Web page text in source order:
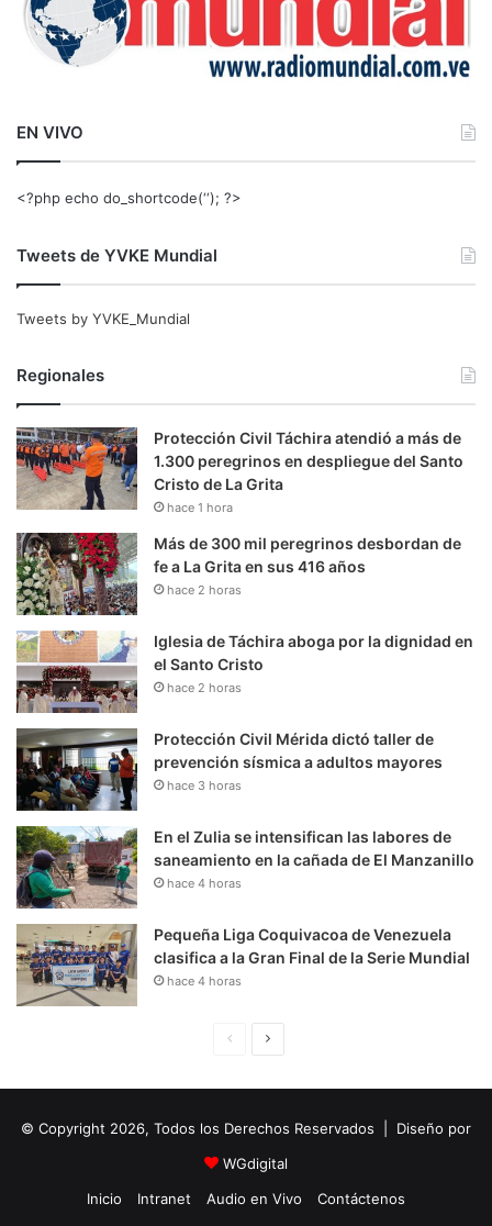
EN VIVO
<?php echo do_shortcode(‘‘); ?>
Tweets de YVKE Mundial
Tweets by YVKE_Mundial
Regionales
Protección Civil Táchira atendió a más de
1.300 peregrinos en despliegue del Santo
Cristo de La Grita
hace 1 hora
Más de 300 mil peregrinos desbordan de
fe a La Grita en sus 416 años
hace 2 horas
Iglesia de Táchira aboga por la dignidad en
el Santo Cristo
hace 2 horas
Protección Civil Mérida dictó taller de
prevención sísmica a adultos mayores
hace 3 horas
En el Zulia se intensifican las labores de
saneamiento en la cañada de El Manzanillo
hace 4 horas
Pequeña Liga Coquivacoa de Venezuela
clasifica a la Gran Final de la Serie Mundial
hace 4 horas
i
n
a
u
i
e
© Copyright 2026, Todos los Derechos Reservados | Diseño por
WGdigital
Inicio
Intranet Audio en Vivo
Contáctenos